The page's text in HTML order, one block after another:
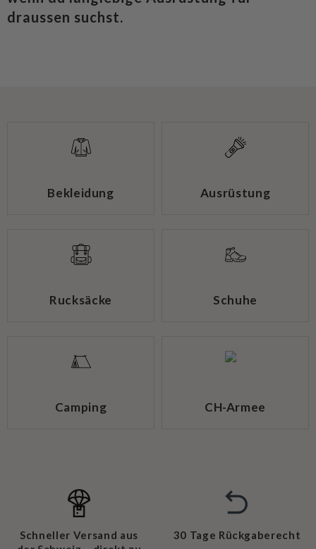
draussen suchst.
Bekleidung Ausrüstung
Rucksäcke Schuhe
Camping CH-Armee
Schneller Versand aus
der Schweiz – direkt zu
30 Tage Rückgaberecht